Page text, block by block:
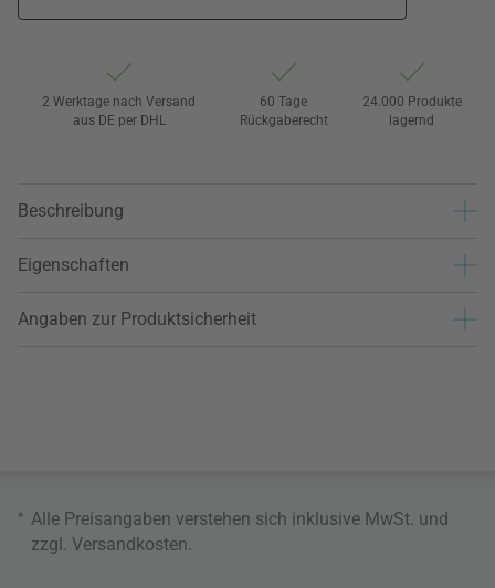
2 Werktage nach Versand
aus DE per DHL
60 Tage
Rückgaberecht
24.000 Produkte
lagernd
Beschreibung
Eigenschaften
Angaben zur Produktsicherheit
* Alle Preisangaben verstehen sich inklusive MwSt. und
zzgl. Versandkosten